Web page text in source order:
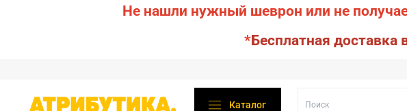
Не нашли нужный шеврон или не
*Бесплатная доставка
Каталог